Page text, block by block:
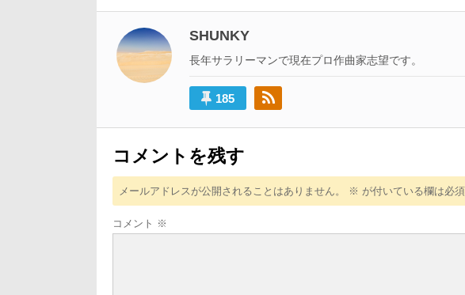
ナ
ビ
ゲ
ー
ョ
ン
投
稿:
稿:
SHUNKY
長年サラリーマンで現在プロ作曲家志望です。
185
コメントを残す
メールアドレスが公開されることはありません。 ※ が付いている欄は必
コメント ※